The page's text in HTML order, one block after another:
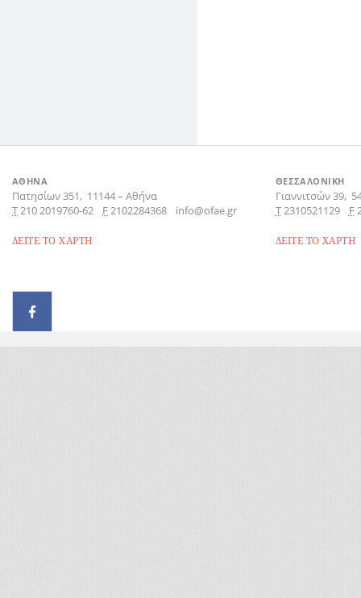
ΑΘΗΝΑ
Πατησίων 351, 11144– Αθήνα
Τ210 2019760-62 F2102284368 info@ofae.gr
ΔΕΙΤΕ ΤΟ ΧΑΡΤΗ
ΘΕΣΣΑΛΟΝΙΚΗ
Γιαννιτσών 39,
Τ2310521129 F
ΔΕΙΤΕ ΤΟ ΧΑΡΤΗ